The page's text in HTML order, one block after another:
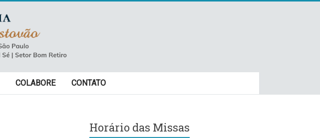
COLABORE CONTATO
Horário das Missas